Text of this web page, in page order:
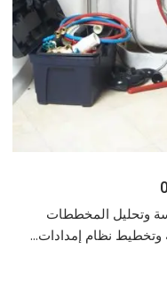
وتحليل المخططات
نظام إمدادات...